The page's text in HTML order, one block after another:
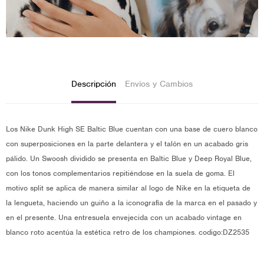
Descripción Envíos y Cambios
Los Nike Dunk High SE Baltic Blue cuentan con una base de cuero blanco
con superposiciones en la parte delantera y el talón en un acabado gris
pálido. Un Swoosh dividido se presenta en Baltic Blue y Deep Royal Blue,
con los tonos complementarios repitiéndose en la suela de goma. El
motivo split se aplica de manera similar al logo de Nike en la etiqueta de
la lengueta, haciendo un guiño a la iconografía de la marca en el pasado y
en el presente. Una entresuela envejecida con un acabado vintage en
blanco roto acentúa la estética retro de los championes. codigo:DZ2535